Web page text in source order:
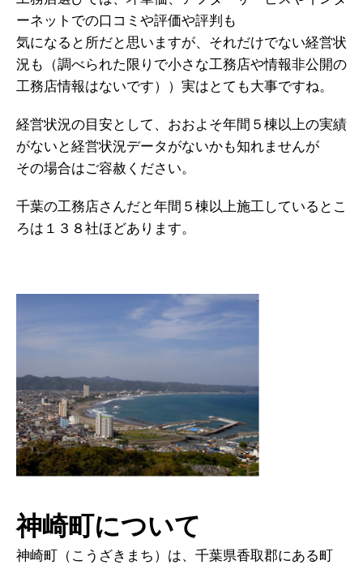
ーネットでの口コミや評価や評判も
気になると所だと思いますが、それだけでない経営状
況も（調べられた限りで小さな工務店や情報非公開の
工務店情報はないです））実はとても大事ですね。
経営状況の目安として、おおよそ年間５棟以上の実績
がないと経営状況データがないかも知れませんが
その場合はご容赦ください。
千葉の工務店さんだと年間５棟以上施工しているとこ
ろは１３８社ほどあります。
神崎町について
神崎町（こうざきまち）は、千葉県香取郡にある町